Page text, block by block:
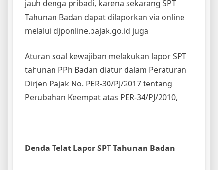
jauh denga pribadi, karena sekarang SPT
Tahunan Badan dapat dilaporkan via online
melalui djponline.pajak.go.id juga
Aturan soal kewajiban melakukan lapor SPT
tahunan PPh Badan diatur dalam Peraturan
Dirjen Pajak No. PER-30/PJ/2017 tentang
Perubahan Keempat atas PER-34/PJ/2010,
Denda Telat Lapor SPT Tahunan Badan